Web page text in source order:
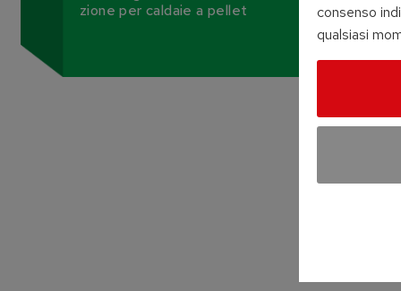
zione per caldaie a pellet
consenso
qualsiasi